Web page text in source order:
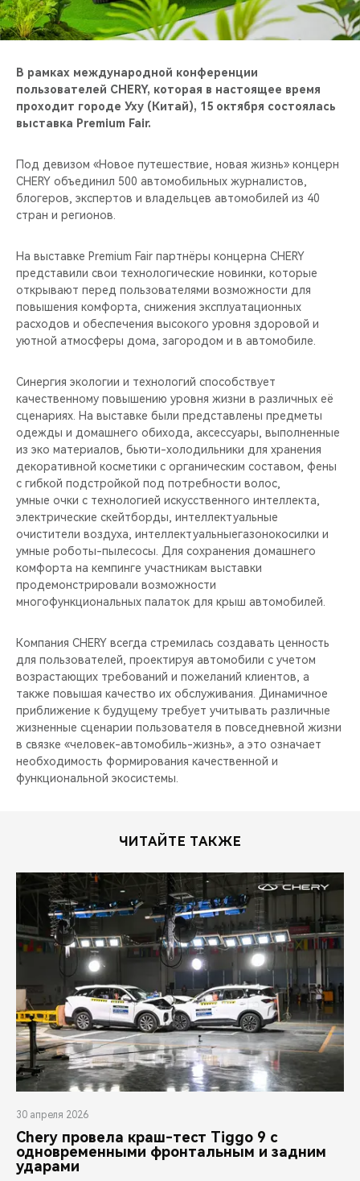
CHERY И СПОРТ
НАШИ МЕРОПРИЯТИЯ
ВИДЕООБЗОРЫ
CHERY ДЛЯ ДЕТЕЙ
В рамках международной конференции
пользователей CHERY, которая в настоящее время
проходит городе Уху (Китай), 15 октября состоялась
выставка Premium Fair.
Под девизом «Новое путешествие, новая жизнь» концерн
CHERY объединил 500 автомобильных журналистов,
блогеров, экспертов и владельцев автомобилей из 40
стран и регионов.
На выставке Premium Fair партнёры концерна CHERY
представили свои технологические новинки, которые
открывают перед пользователями возможности для
повышения комфорта, снижения эксплуатационных
расходов и обеспечения высокого уровня здоровой и
уютной атмосферы дома, загородом и в автомобиле.
Синергия экологии и технологий способствует
качественному повышению уровня жизни в различных её
сценариях. На выставке были представлены предметы
одежды и домашнего обихода, аксессуары, выполненные
из эко материалов, бьюти-холодильники для хранения
декоративной косметики с органическим составом, фены
с гибкой подстройкой под потребности волос,
умные очки с технологией искусственного интеллекта,
электрические скейтборды, интеллектуальные
очистители воздуха, интеллектуальныегазонокосилки и
умные роботы-пылесосы. Для сохранения домашнего
комфорта на кемпинге участникам выставки
продемонстрировали возможности
многофункциональных палаток для крыш автомобилей.
Компания CHERY всегда стремилась создавать ценность
для пользователей, проектируя автомобили с учетом
возрастающих требований и пожеланий клиентов, а
также повышая качество их обслуживания. Динамичное
приближение к будущему требует учитывать различные
жизненные сценарии пользователя в повседневной жизни
в связке «человек-автомобиль-жизнь», а это означает
необходимость формирования качественной и
функциональной экосистемы.
ЧИТАЙТЕ ТАКЖЕ
30 апреля 2026
Chery провела краш-тест Tiggo 9 с
одновременными фронтальным и задним
ударами